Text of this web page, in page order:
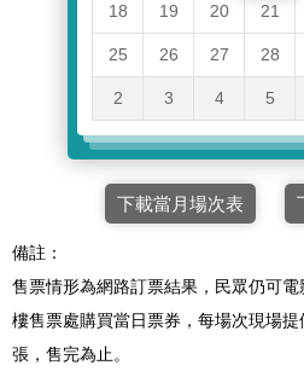
18 19 20 21
25 26 27 28
2 3 4 5
下載當月場次表
備註：
售票情形為網路訂票結果，民眾仍可
樓售票處購買當日票券，每場次現場
張，售完為止。